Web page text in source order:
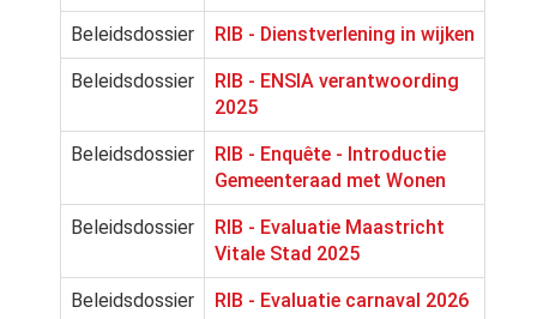
Beleidsdossier RIB - Dienstverlening in wijken
Beleidsdossier
RIB - ENSIA verantwoording
2025
Beleidsdossier
RIB - Enquête - Introductie
Gemeenteraad met Wonen
Beleidsdossier
RIB - Evaluatie Maastricht
Vitale Stad 2025
Beleidsdossier RIB - Evaluatie carnaval 2026